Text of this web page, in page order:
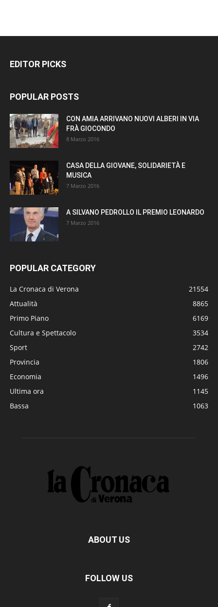
EDITOR PICKS
POPULAR POSTS
CON AMIA ARRIVANO NUOVI ALBERI IN VIA
FRÀ GIOCONDO
8 Marzo 2016
CASA DELLA GIOVANE, SOLIDARIETÀ E
MUSICA
7 Marzo 2016
A SILVANO PEDROLLO IL PREMIO LEONARDO
7 Marzo 2016
POPULAR CATEGORY
La Cronaca di Verona
21554
Attualità
8865
Primo Piano
6169
Cultura e Spettacolo
3534
Sport
2742
Provincia
1806
Economia
1496
Ultima ora
1145
Bassa
1063
ABOUT US
FOLLOW US